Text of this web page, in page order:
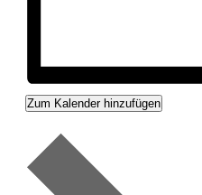
Zum Kalender hinzufügen